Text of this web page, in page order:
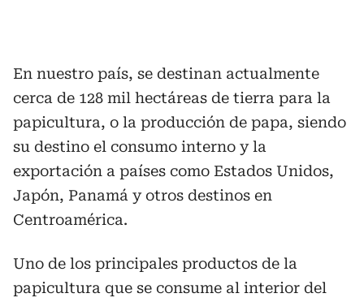
En nuestro país, se destinan actualmente
cerca de 128 mil hectáreas de tierra para la
papicultura, o la producción de papa, siendo
su destino el consumo interno y la
exportación a países como Estados Unidos,
Japón, Panamá y otros destinos en
Centroamérica.
Uno de los principales productos de la
papicultura que se consume al interior del